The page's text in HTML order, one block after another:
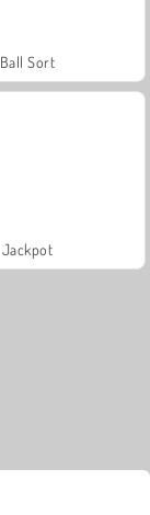
Ball Sort
Jackpot